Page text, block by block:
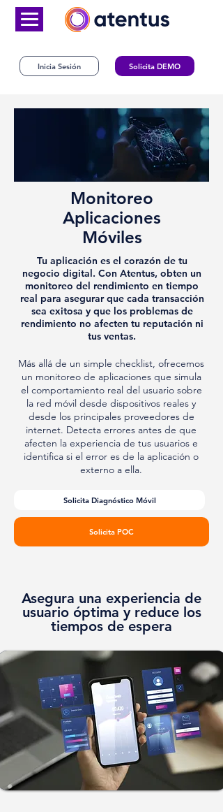
Solicita DEMO
Inicia Sesión
Monitoreo
Aplicaciones
Móviles
Tu aplicación es el corazón de tu
negocio digital. Con Atentus, obten un
monitoreo del rendimiento en tiempo
real para asegurar que cada transacción
sea exitosa y que los problemas de
rendimiento no afecten tu reputación ni
tus ventas.
Más allá de un simple checklist, ofrecemos
un monitoreo de aplicaciones que simula
el comportamiento real del usuario sobre
la red móvil desde dispositivos reales y
desde los principales proveedores de
internet. Detecta errores antes de que
afecten la experiencia de tus usuarios e
identifica si el error es de la aplicación o
externo a ella.
Solicita Diagnóstico Móvil
Solicita POC
Asegura una experiencia de
usuario óptima y reduce los
tiempos de espera